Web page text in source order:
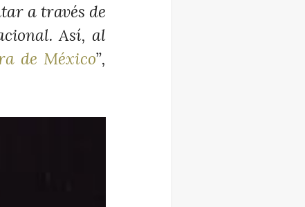
a través de
Así, al
de México”,